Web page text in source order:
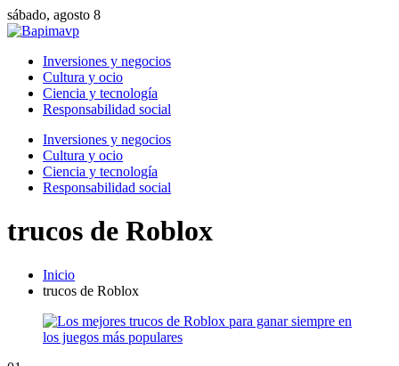
sábado, agosto 8
Inversiones y negocios
Cultura y ocio
Ciencia y tecnología
Responsabilidad social
Inversiones y negocios
Cultura y ocio
Ciencia y tecnología
Responsabilidad social
trucos de Roblox
Inicio
trucos de Roblox